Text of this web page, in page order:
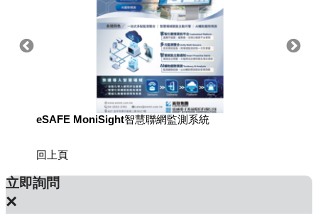
eSAFE MoniSight智慧聯網監測系統
回上頁
立即詢問
×